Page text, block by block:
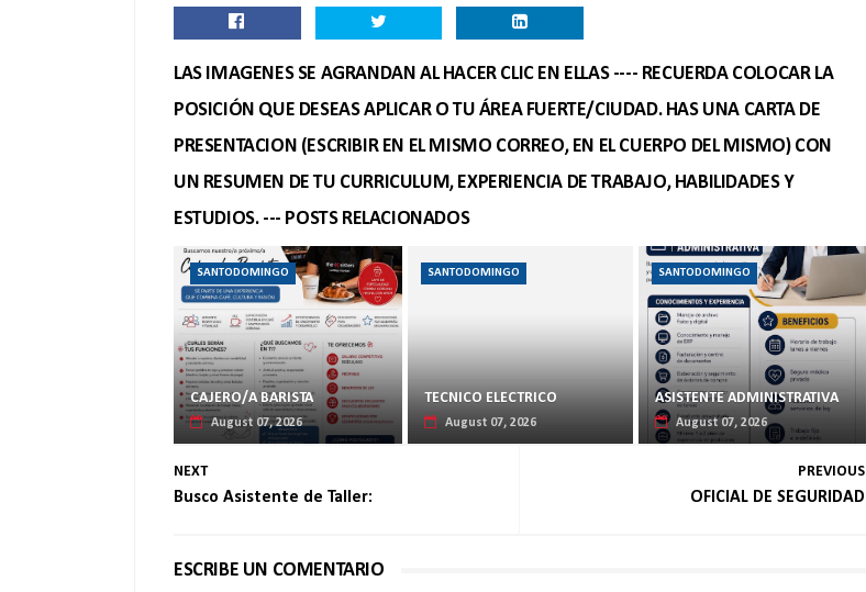
LAS IMAGENES SE AGRANDAN AL HACER CLIC EN ELLAS ---- RECUERDA COLOCAR LA
POSICIÓN QUE DESEAS APLICAR O TU ÁREA FUERTE/CIUDAD. HAS UNA CARTA DE
PRESENTACION (ESCRIBIR EN EL MISMO CORREO, EN EL CUERPO DEL MISMO) CON
UN RESUMEN DE TU CURRICULUM, EXPERIENCIA DE TRABAJO, HABILIDADES Y
ESTUDIOS. --- POSTS RELACIONADOS
SANTODOMINGO
CAJERO/A BARISTA
August 07, 2026
SANTODOMINGO
TECNICO ELECTRICO
August 07, 2026
SANTODOMINGO
ASISTENTE ADMINISTRATIVA
August 07, 2026
NEXT
Busco Asistente de Taller:
PREVIOUS
OFICIAL DE SEGURIDAD
ESCRIBE UN COMENTARIO